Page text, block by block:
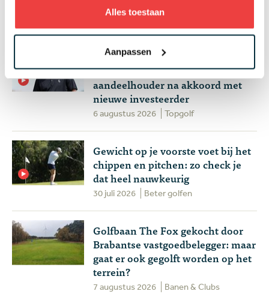
Alles toestaan
Aanpassen
gegarandeerd op de PGA Tour
4 augustus 2026
Plots goed nieuws voor LIV Golf:
de spelers worden groot
aandeelhouder na akkoord met
nieuwe investeerder
6 augustus 2026 Topgolf
Gewicht op je voorste voet bij het
chippen en pitchen: zo check je
dat heel nauwkeurig
30 juli 2026 Beter golfen
Golfbaan The Fox gekocht door
Brabantse vastgoedbelegger: maar
gaat er ook gegolft worden op het
terrein?
7 augustus 2026 Banen & Clubs